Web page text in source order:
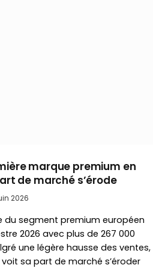
marque premium en
de marché s’érode
2026
du segment premium européen
2026 avec plus de 267 000
une légère hausse des ventes,
sa part de marché s’éroder